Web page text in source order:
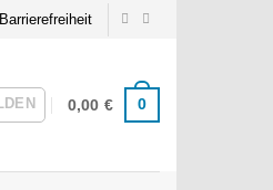
0,00€ 0